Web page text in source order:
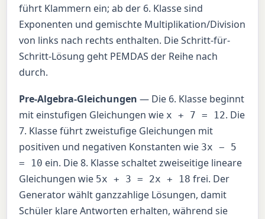
führt Klammern ein; ab der 6. Klasse sind
Exponenten und gemischte Multiplikation/Division
von links nach rechts enthalten. Die Schritt-für-
Schritt-Lösung geht PEMDAS der Reihe nach
durch.
Pre-Algebra-Gleichungen — Die 6. Klasse beginnt
mit einstufigen Gleichungen wie x + 7 = 12. Die
7. Klasse führt zweistufige Gleichungen mit
positiven und negativen Konstanten wie 3x − 5
= 10 ein. Die 8. Klasse schaltet zweiseitige lineare
Gleichungen wie 5x + 3 = 2x + 18 frei. Der
Generator wählt ganzzahlige Lösungen, damit
Schüler klare Antworten erhalten, während sie